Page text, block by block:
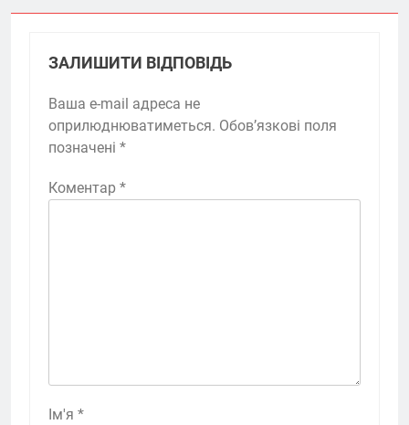
ЗАЛИШИТИ ВІДПОВІДЬ
Ваша e-mail адреса не
оприлюднюватиметься. Обов’язкові поля
позначені *
Коментар *
Ім'я *